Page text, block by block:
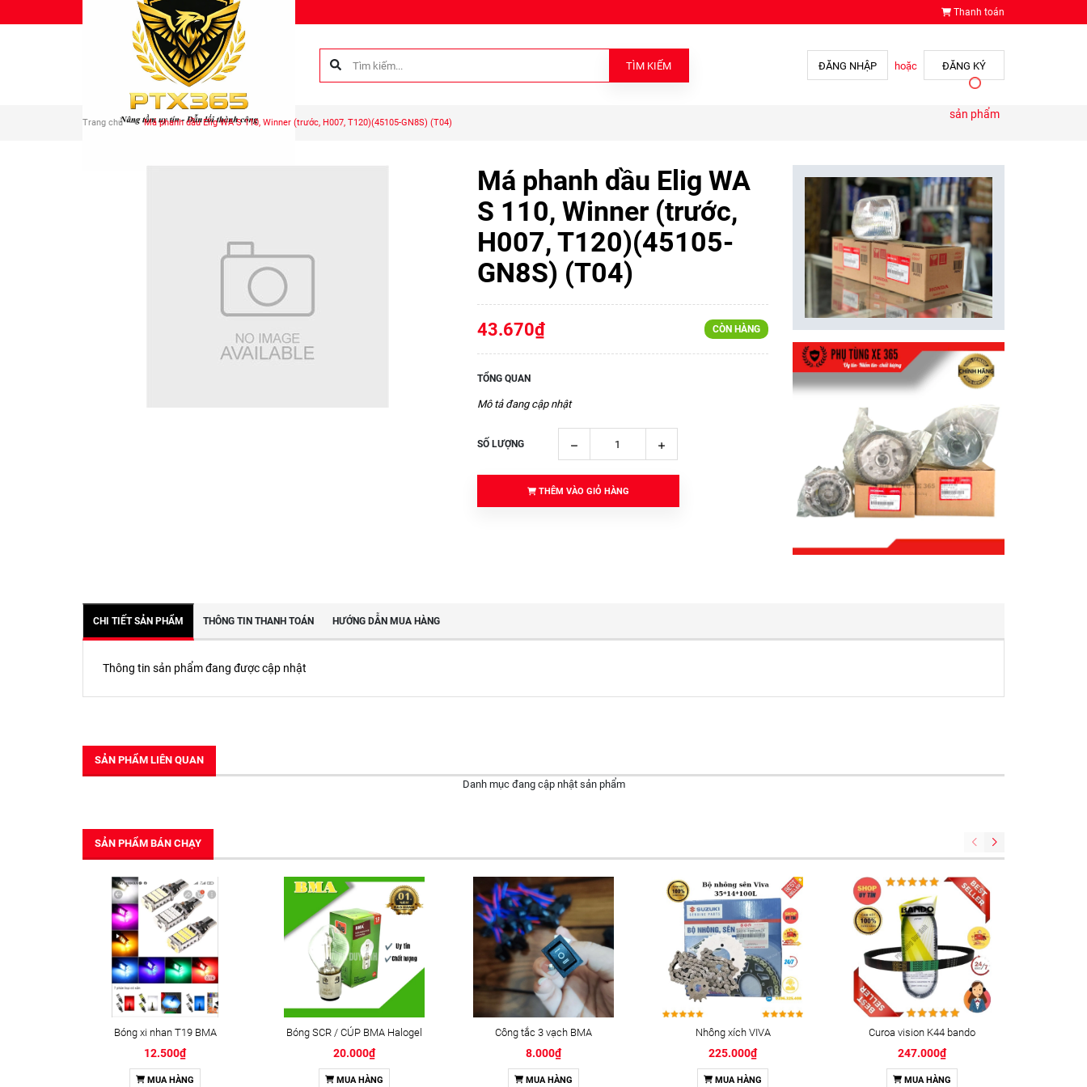
Chào mừng bạn đến với Phụ tùng Duy Anh! Thanh toán
TÌM KIẾM ĐĂNG NHẬP hoặc ĐĂNG KÝ
sản phẩm
Trang chủ Má phanh dầu Elig WA S 110, Winner (trước, H007, T120)(45105-GN8S) (T04)
Má phanh dầu Elig WA
S 110, Winner (trước,
H007, T120)(45105-
GN8S) (T04)
43.670₫ CÒN HÀNG
TỔNG QUAN
Mô tả đang cập nhật
SỐ LƯỢNG
THÊM VÀO GIỎ HÀNG
CHI TIẾT SẢN PHẨM THÔNG TIN THANH TOÁN HƯỚNG DẪN MUA HÀNG
Thông tin sản phẩm đang được cập nhật
SẢN PHẨM LIÊN QUAN
Danh mục đang cập nhật sản phẩm
SẢN PHẨM BÁN CHẠY
Bóng xi nhan T19 BMA
12.500₫
MUA HÀNG
Bóng SCR / CÚP BMA Halogel
20.000₫
MUA HÀNG
Công tắc 3 vạch BMA
8.000₫
MUA HÀNG
Nhông xích VIVA
225.000₫
MUA HÀNG
Curoa vision K44 bando
247.000₫
MUA HÀNG